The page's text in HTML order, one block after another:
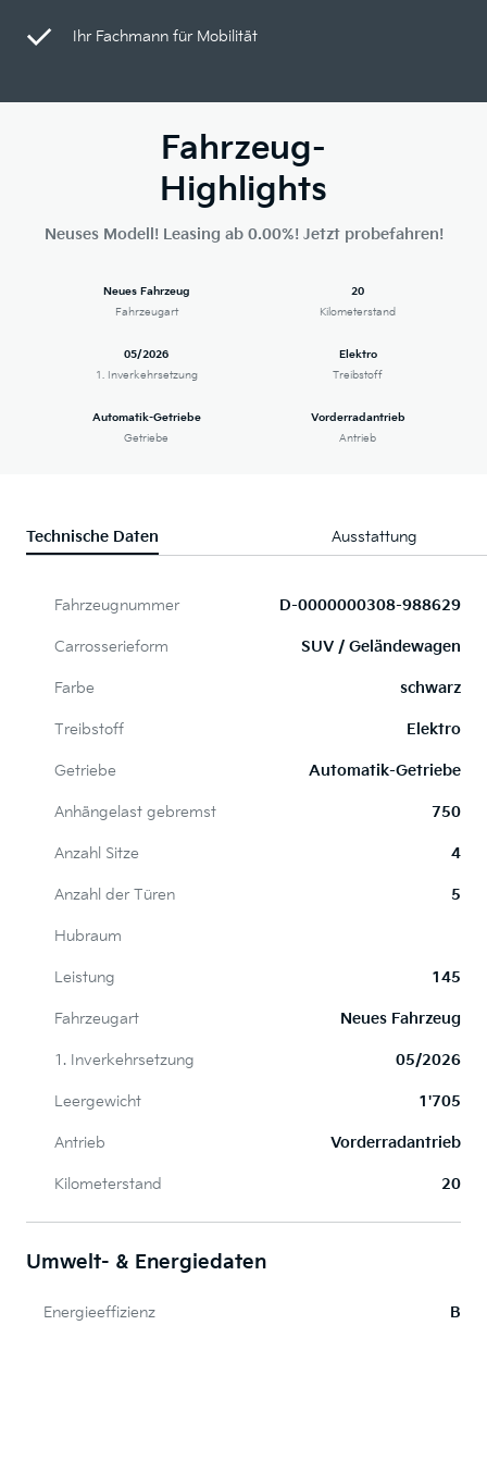
Ihr Fachmann für Mobilität
Fahrzeug-
Highlights
Neuses Modell! Leasing ab 0.00%! Jetzt probefahren!
Neues Fahrzeug
Fahrzeugart
20
Kilometerstand
05/2026
1. Inverkehrsetzung
Elektro
Treibstoff
Automatik-Getriebe
Getriebe
Vorderradantrieb
Antrieb
Technische Daten Ausstattung
Fahrzeugnummer D-0000000308-988629
Carrosserieform SUV / Geländewagen
Farbe schwarz
Treibstoff Elektro
Getriebe Automatik-Getriebe
Anhängelast gebremst 750
Anzahl Sitze 4
Anzahl der Türen 5
Hubraum
Leistung 145
Fahrzeugart Neues Fahrzeug
1. Inverkehrsetzung 05/2026
Leergewicht 1'705
Antrieb Vorderradantrieb
Kilometerstand 20
Umwelt- & Energiedaten
Energieeffizienz B